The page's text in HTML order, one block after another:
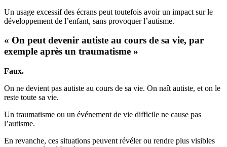
Un usage excessif des écrans peut toutefois avoir un impact sur le
développement de l’enfant, sans provoquer l’autisme.
« On peut devenir autiste au cours de sa vie, par
exemple après un traumatisme »
Faux.
On ne devient pas autiste au cours de sa vie. On naît autiste, et on le
reste toute sa vie.
Un traumatisme ou un événement de vie difficile ne cause pas
l’autisme.
En revanche, ces situations peuvent révéler ou rendre plus visibles